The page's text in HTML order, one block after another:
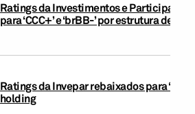
Ratings da Investimentos e
para ‘CCC+’ e ‘brBB-’ por estrutura de
Ratings da Invepar rebaixados para ‘B’
holding